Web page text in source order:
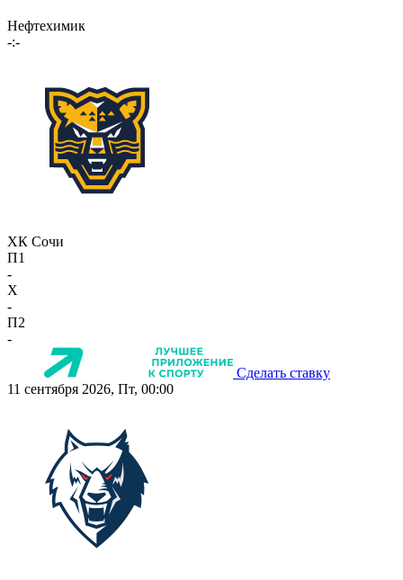
Нефтехимик
-:-
ХК Сочи
П1
-
X
-
П2
-
Сделать ставку
11 сентября 2026, Пт, 00:00